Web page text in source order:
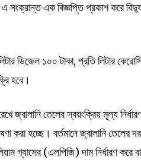
সংক্রান্ত এক বিজ্ঞপ্তি প্রকাশ করে
ডিজেল ১০০ টাকা, প্রতি লিটার
হবে।
জ্বালানি তেলের স্বয়ংক্রিয় মূল্য
হচ্ছে। বর্তমানে জ্বালানি তেলের দর
গ্যাসের (এলপিজি) দাম নির্ধারণ করে